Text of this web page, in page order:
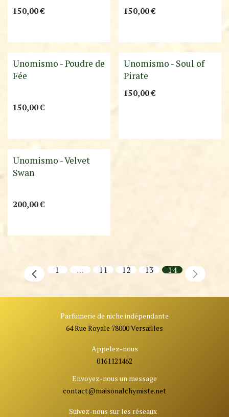
150,00€ 150,00€
Unomismo - Poudre de
Fée
150,00€
Unomismo - Soul of
Pirate
150,00€
Unomismo - Velvet
Swan
200,00€
1 … 11 12 13 14
Parfumerie de niche indépendante
64 Rue Royale 78000 Versailles
Appelez-nous
0161121462
Envoyez-nous un message
contact@maisonalchymiste.net
Suivez-nous sur les réseaux